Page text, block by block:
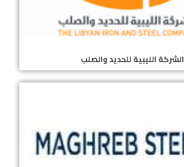
الشركة الليبية للحديد والصلب